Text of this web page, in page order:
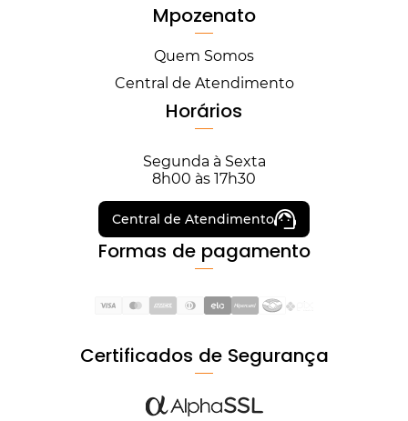
Mpozenato
Quem Somos
Central de Atendimento
Horários
Segunda à Sexta
8h00 às 17h30
Central de Atendimento
Formas de pagamento
Certificados de Segurança